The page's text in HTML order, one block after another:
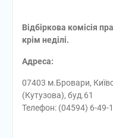
Відбіркова комісія
крім неділі.
Адреса:
07403 м.Бровари,
(Кутузова), буд.61
Телефон: (04594) 6-49-